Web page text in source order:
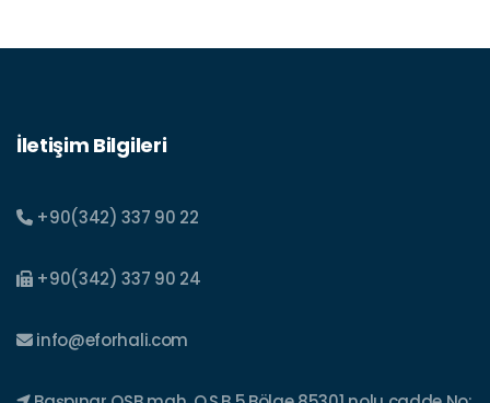
İletişim Bilgileri
+90(342) 337 90 22
+90(342) 337 90 24
info@eforhali.com